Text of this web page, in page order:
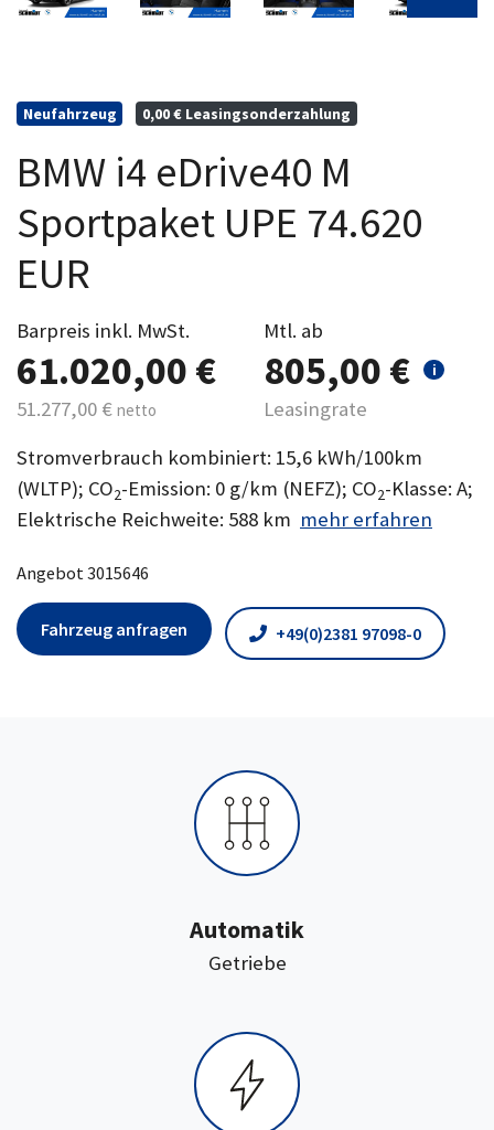
Neufahrzeug 0,00 € Leasingsonderzahlung
BMW i4 eDrive40 M
Sportpaket UPE 74.620
EUR
Barpreis inkl. MwSt.
61.020,00 €
51.277,00 € netto
Mtl. ab
805,00 € i
Leasingrate
Stromverbrauch kombiniert: 15,6 kWh/100km
(WLTP); CO2-Emission: 0 g/km (NEFZ); CO2-Klasse: A;
Elektrische Reichweite: 588 km mehr erfahren
Angebot 3015646
Fahrzeug anfragen +49(0)2381 97098-0
Getriebe:
Automatik